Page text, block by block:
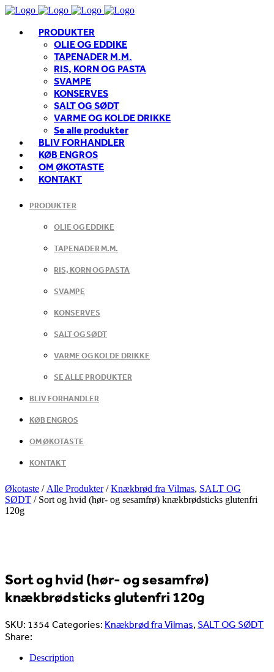
PRODUKTER
OLIE OG EDDIKE
TAPENADER M.M.
RIS, KORN OG PASTA
SVAMPE
KONSERVES
SALT OG SØDT
VARME OG KOLDE DRIKKE
Se alle produkter
BLIV FORHANDLER
KØB ENGROS
OM ØKOTASTE
KONTAKT
PRODUKTER
OLIE OG EDDIKE
TAPENADER M.M.
RIS, KORN OG PASTA
SVAMPE
KONSERVES
SALT OG SØDT
VARME OG KOLDE DRIKKE
SE ALLE PRODUKTER
BLIV FORHANDLER
KØB ENGROS
OM ØKOTASTE
KONTAKT
Økotaste / Alle Produkter/Knækbrød fra Vilmas, SALT OG
SØDT / Sort og hvid (hør- og sesamfrø) knækbrødsticks glutenfri
120g
Sort og hvid (hør- og sesamfrø)
knækbrødsticks glutenfri 120g
SKU: 1354 Categories: Knækbrød fra Vilmas, SALT OG SØDT
Share:
Description